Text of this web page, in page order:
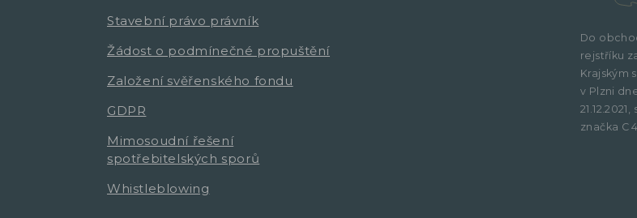
Stavební právo právník
Žádost o podmínečné propuštění
Založení svěřenského fondu
GDPR
Mimosoudní řešení
spotřebitelských sporů
Whistleblowing
Do
rejstříku
Krajským
v Plzni
značka C